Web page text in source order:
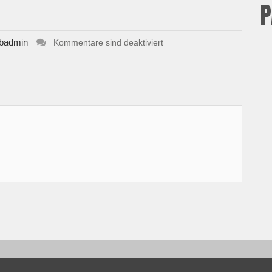
Kommentare sind deaktiviert